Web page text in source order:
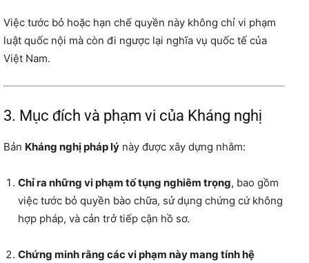
Việc tước bỏ hoặc hạn chế quyền này không chỉ vi phạm
luật quốc nội mà còn đi ngược lại nghĩa vụ quốc tế của
Việt Nam.
3. Mục đích và phạm vi của Kháng nghị
Bản Kháng nghị pháp lý này được xây dựng nhằm:
Chỉ ra những vi phạm tố tụng nghiêm trọng, bao gồm
việc tước bỏ quyền bào chữa, sử dụng chứng cứ không
hợp pháp, và cản trở tiếp cận hồ sơ.
Chứng minh rằng các vi phạm này mang tính hệ